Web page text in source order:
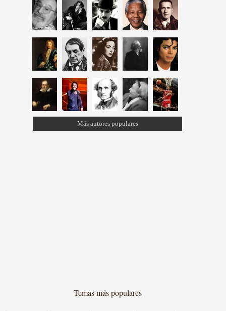
Más autores populares
Temas más populares